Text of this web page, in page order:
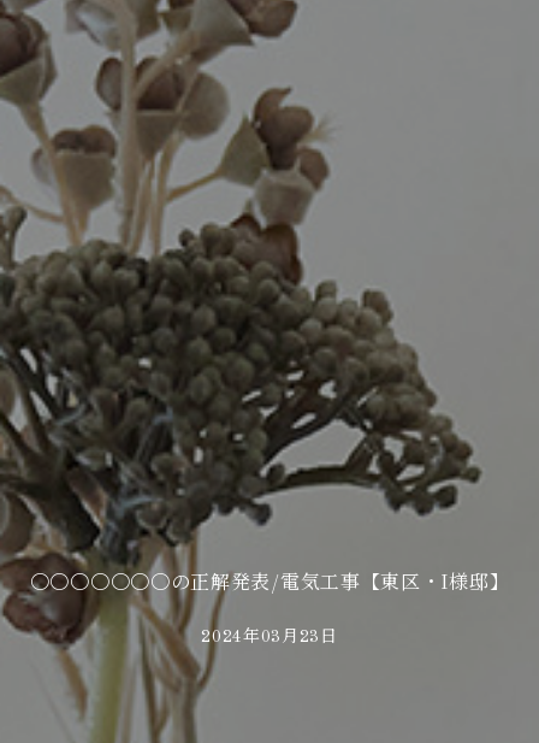
〇〇〇〇〇〇〇の正解発表/電気工事【東区・I様邸】
2024年03月23日